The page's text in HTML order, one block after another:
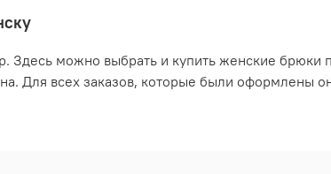
можно выбрать и купить женские брюки
Для всех заказов, которые были оформлены